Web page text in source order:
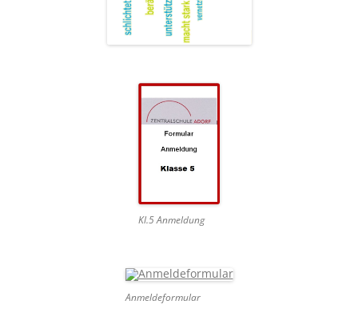
Kl.5 Anmeldung
Anmeldeformular